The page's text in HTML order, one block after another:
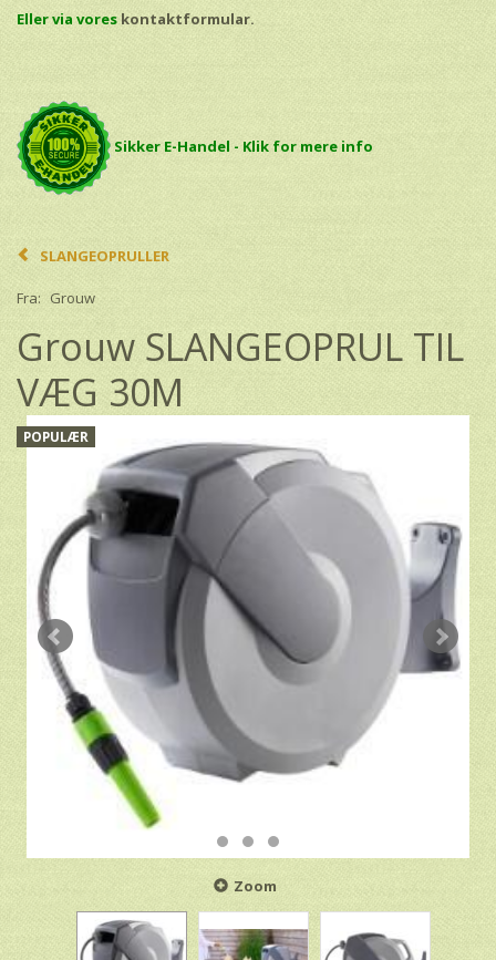
Eller via vores kontaktformular.
Sikker E-Handel - Klik for mere info
SLANGEOPRULLER
Fra: Grouw
Grouw SLANGEOPRUL TIL
VÆG 30M
POPULÆR
Zoom